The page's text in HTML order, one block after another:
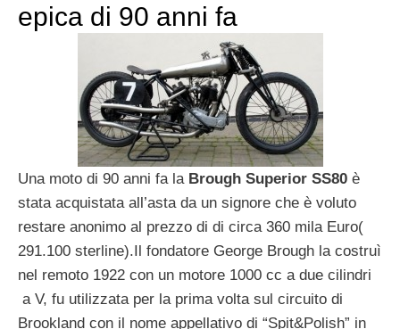
epica di 90 anni fa
Una moto di 90 anni fa la Brough Superior SS80 è
stata acquistata all’asta da un signore che è voluto
restare anonimo al prezzo di di circa 360 mila Euro(
291.100 sterline).Il fondatore George Brough la costruì
nel remoto 1922 con un motore 1000 cc a due cilindri
a V, fu utilizzata per la prima volta sul circuito di
Brookland con il nome appellativo di “Spit&Polish” in